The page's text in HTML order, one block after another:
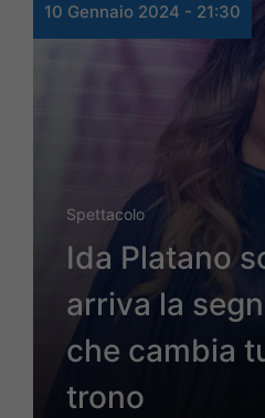
10 Gennaio 2024 - 21:30
Spettacolo
Ida Platano
arriva la
che cambia
trono